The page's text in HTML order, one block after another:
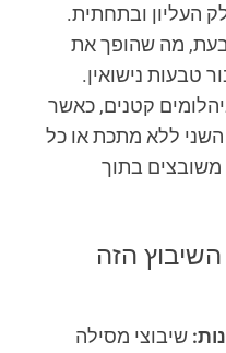
העליון ובתחתית.
מה שהופך את
טבעות נישואין.
קטנים, כאשר
ללא מתכת או כל
משובצים בתוך
השיבוץ הזה
שיבוצי מסילה